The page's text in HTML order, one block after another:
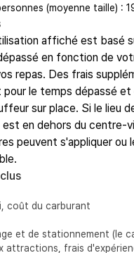
(moyenne taille) :
affiché est basé
en fonction de
repas. Des frais
pour le temps dépassé
sur place. Si le lieu
en dehors du centre-
peuvent s'appliquer ou
coût du carburant
et de stationnement (le
attractions, frais